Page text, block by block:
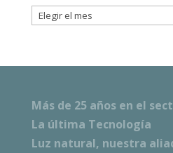
Archivos
Más de 25 años en el
La última Tecnología
Luz natural, nuestra